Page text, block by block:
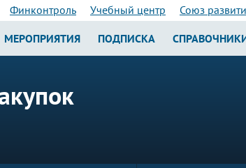
Финконтроль Учебный центр Союз
МЕРОПРИЯТИЯ ПОДПИСКА